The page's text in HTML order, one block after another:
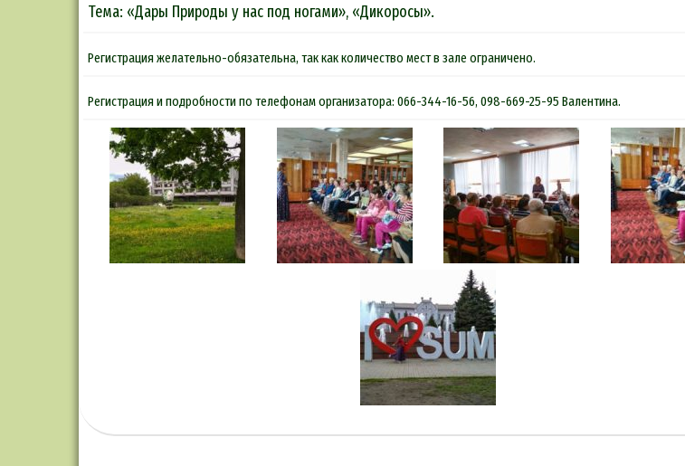
Тема: «Дары Природы у нас под ногами», «Дикоросы».
Регистрация желательно-обязательна, так как количество мест в зале ограничено.
Регистрация и подробности по телефонам организатора: 066-344-16-56, 098-669-25-95 Валентина.